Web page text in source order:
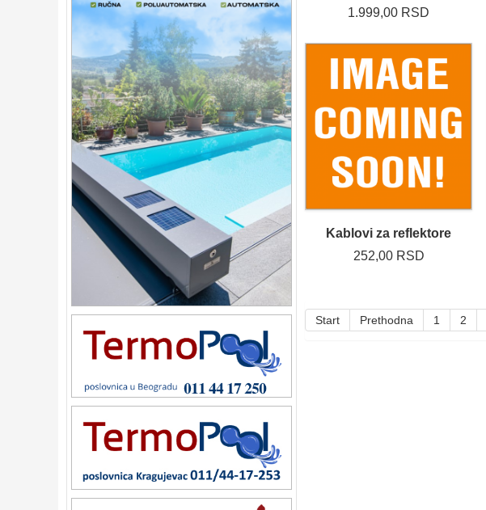
1.999,00 RSD
Kablovi za reflektore
252,00 RSD
Start Prethodna 1 2